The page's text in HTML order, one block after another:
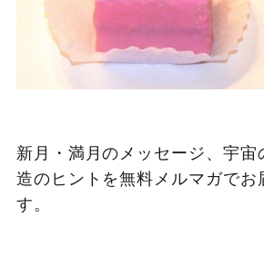
新月・満月のメッセージ、宇宙
造のヒントを無料メルマガでお
す。